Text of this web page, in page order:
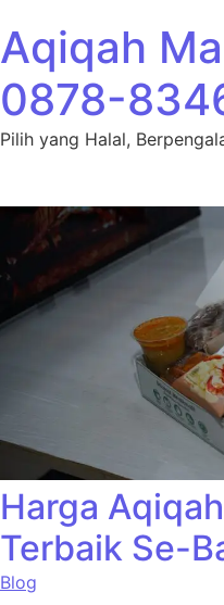
Aqiqah
0878-
Pilih yang Halal,
Harga
Terbaik Se-
Blog